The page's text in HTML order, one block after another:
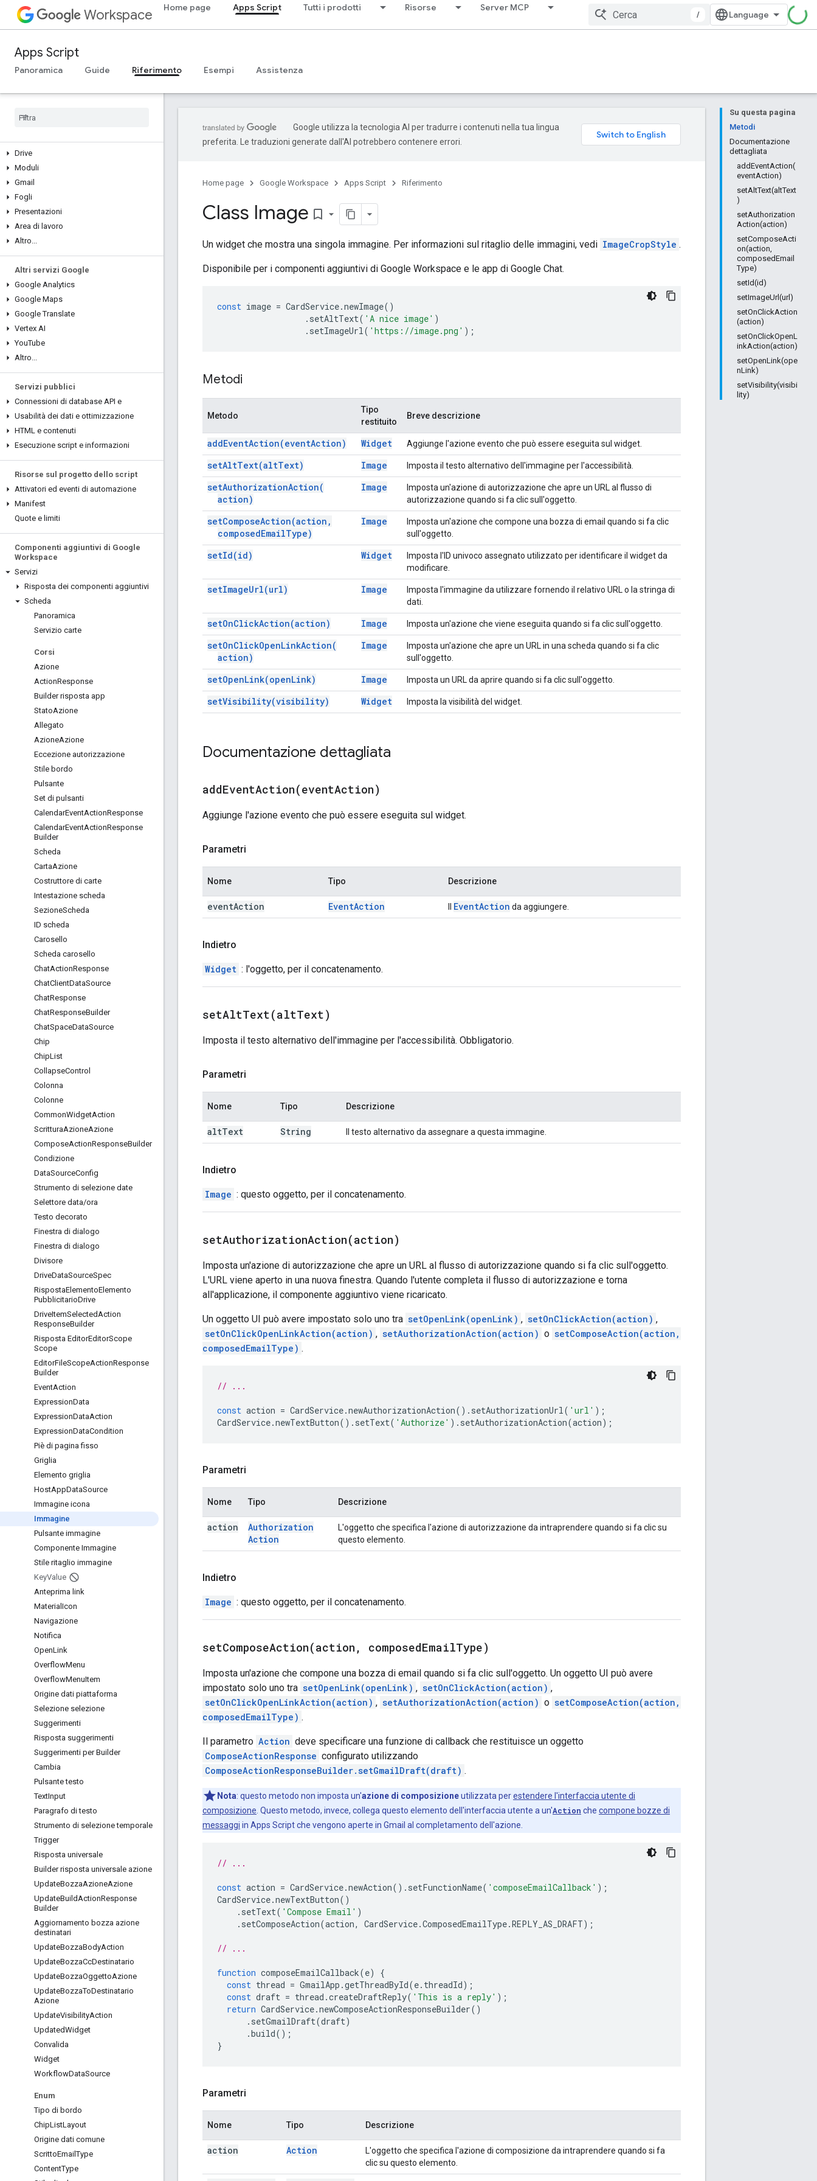
Workspace Home page Apps Script Tutti i prodotti Risorse Server MCP
/
Apps Script
Panoramica Guide Riferimento Esempi Assistenza
Panoramica
Console di amministrazione
Drive
Moduli
Gmail
Fogli
Presentazioni
Area di lavoro
Altro...
Altri servizi Google
Google Analytics
Google Maps
Google Translate
Vertex AI
YouTube
Altro...
Servizi pubblici
Connessioni di database API e
Usabilità dei dati e ottimizzazione
HTML e contenuti
Esecuzione script e informazioni
Risorse sul progetto dello script
Attivatori ed eventi di automazione
Manifest
Quote e limiti
Componenti aggiuntivi di Google
Workspace
Servizi
Risposta dei componenti aggiuntivi
Scheda
Panoramica
Servizio carte
Corsi
Azione
ActionResponse
Builder risposta app
StatoAzione
Allegato
AzioneAzione
Eccezione autorizzazione
Stile bordo
Pulsante
Set di pulsanti
CalendarEventActionResponse
CalendarEventActionResponse
Builder
Scheda
CartaAzione
Costruttore di carte
Intestazione scheda
SezioneScheda
ID scheda
Carosello
Scheda carosello
ChatActionResponse
ChatClientDataSource
ChatResponse
ChatResponseBuilder
ChatSpaceDataSource
Chip
ChipList
CollapseControl
Colonna
Colonne
CommonWidgetAction
ScritturaAzioneAzione
ComposeActionResponseBuilder
Condizione
DataSourceConfig
Strumento di selezione date
Selettore data/ora
Testo decorato
Finestra di dialogo
Finestra di dialogo
Divisore
DriveDataSourceSpec
RispostaElementoElemento
PubblicitarioDrive
DriveItemSelectedAction
ResponseBuilder
Risposta EditorEditorScope
Scope
EditorFileScopeActionResponse
Builder
EventAction
ExpressionData
ExpressionDataAction
ExpressionDataCondition
Piè di pagina fisso
Griglia
Elemento griglia
HostAppDataSource
Immagine icona
Immagine
Pulsante immagine
Componente Immagine
Stile ritaglio immagine
KeyValue
Anteprima link
Material Icon
Navigazione
Notifica
OpenLink
OverflowMenu
OverflowMenuItem
Origine dati piattaforma
Selezione selezione
Suggerimenti
Risposta suggerimenti
Suggerimenti per Builder
Cambia
Pulsante testo
TextInput
Paragrafo di testo
Strumento di selezione temporale
Trigger
Risposta universale
Builder risposta universale azione
UpdateBozzaAzioneAzione
UpdateBuildActionResponse
Builder
Aggiornamento bozza azione
destinatari
UpdateBozzaBodyAction
UpdateBozzaCcDestinatario
UpdateBozzaOggettoAzione
UpdateBozzaToDestinatario
Azione
UpdateVisibilityAction
UpdatedWidget
Convalida
Widget
WorkflowDataSource
Enum
Tipo di bordo
ChipListLayout
Origine dati comune
ScrittoEmailType
ContentType
Su questa pagina
Metodi
Documentazione
dettagliata
addEventAction(
eventAction)
setAltText(altText
)
setAuthorization
Action(action)
setComposeActi
on(action,
composedEmail
Type)
setId(id)
setImageUrl(url)
setOnClickAction
(action)
setOnClickOpenL
inkAction(action)
setOpenLink(ope
nLink)
setVisibility(visibi
lity)
Google utilizza la tecnologia AI per tradurre i contenuti nella tua lingua
preferita. Le traduzioni generate dall'AI potrebbero contenere errori.
Home page Google Workspace Apps Script Riferimento
Class Image bookmark_border
Un widget che mostra una singola immagine. Per informazioni sul ritaglio delle immagini, vedi ImageCropStyle .
Disponibile per i componenti aggiuntivi di Google Workspace e le app di Google Chat.
const image = CardService.newImage()
. setAltText( 'A nice image' )
. setImageUrl( 'https://image.png' );
Metodi
Metodo
Tipo
restituito
Breve descrizione
addEventAction(eventAction) Widget Aggiunge l'azione evento che può essere eseguita sul widget.
setAltText(altText) Image Imposta il testo alternativo dell'immagine per l'accessibilità.
setAuthorizationAction(
action)
Image
Imposta un'azione di autorizzazione che apre un URL al flusso di
autorizzazione quando si fa clic sull'oggetto.
setComposeAction(action ,
composedEmailType)
Image
Imposta un'azione che compone una bozza di email quando si fa clic
sull'oggetto.
setId(id) Widget
Imposta l'ID univoco assegnato utilizzato per identificare il widget da
modificare.
setImageUrl(url) Image
Imposta l'immagine da utilizzare fornendo il relativo URL o la stringa di
dati.
setOnClickAction(action) Image Imposta un'azione che viene eseguita quando si fa clic sull'oggetto.
setOnClickOpenLinkAction(
action)
Image
Imposta un'azione che apre un URL in una scheda quando si fa clic
sull'oggetto.
setOpenLink(openLink) Image Imposta un URL da aprire quando si fa clic sull'oggetto.
setVisibility(visibility) Widget Imposta la visibilità del widget.
Documentazione dettagliata
addEventAction(eventAction)
Aggiunge l'azione evento che può essere eseguita sul widget.
Parametri
Nome Tipo Descrizione
eventAction EventAction EventAction da aggiungere.
Indietro
Widget : l'oggetto, per il concatenamento.
setAltText(altText)
Imposta il testo alternativo dell'immagine per l'accessibilità. Obbligatorio.
Parametri
Nome Tipo Descrizione
altText String Il testo alternativo da assegnare a questa immagine.
Indietro
Image : questo oggetto, per il concatenamento.
setAuthorizationAction(action)
Imposta un'azione di autorizzazione che apre un URL al flusso di autorizzazione quando si fa clic sull'oggetto.
L'URL viene aperto in una nuova finestra. Quando l'utente completa il flusso di autorizzazione e torna
all'applicazione, il componente aggiuntivo viene ricaricato.
Un oggetto UI può avere impostato solo uno tra setOpenLink(openLink) , setOnClickAction(action) ,
setOnClickOpenLinkAction(action) , setAuthorizationAction(action) o setComposeAction(action,
composedEmailType) .
// ...
const action = CardService.newAuthorizationAction(). setAuthorizationUrl( 'url' );
CardService.newTextButton(). setText( 'Authorize' ). setAuthorizationAction(action);
Parametri
Nome Tipo Descrizione
action
Authorization
Action
L'oggetto che specifica l'azione di autorizzazione da intraprendere quando si fa clic su
questo elemento.
Indietro
Image : questo oggetto, per il concatenamento.
setComposeAction(action , composedEmailType)
Imposta un'azione che compone una bozza di email quando si fa clic sull'oggetto. Un oggetto UI può avere
impostato solo uno tra setOpenLink(openLink) , setOnClickAction(action) ,
setOnClickOpenLinkAction(action) , setAuthorizationAction(action) o setComposeAction(action,
composedEmailType) .
Il parametro Action deve specificare una funzione di callback che restituisce un oggetto
ComposeActionResponse configurato utilizzando
ComposeActionResponseBuilder.setGmailDraft(draft) .
Nota: questo metodo non imposta un'azione di composizioneutilizzata perestendere l'interfaccia utente di
composizione . Questo metodo, invece, collega questo elemento dell'interfaccia utente a un'Action che compone bozze di
messaggi in Apps Script che vengono aperte in Gmail al completamento dell'azione.
// ...
const action = CardService.newAction(). setFunctionName( 'composeEmailCallback' );
CardService.newTextButton()
. setText( 'Compose Email' )
. setComposeAction(action, CardService.ComposedEmailType.REPLY_AS_DRAFT);
// ...
function composeEmailCallback(e)
{
const thread = GmailApp .getThreadById(e. threadId);
const draft = thread .createDraftReply( 'This is a reply' );
return CardService.newComposeActionResponseBuilder()
. setGmailDraft(draft)
.build();
}
Parametri
Nome Tipo Descrizione
action Action
L'oggetto che specifica l'azione di composizione da intraprendere quando si fa
clic su questo elemento.